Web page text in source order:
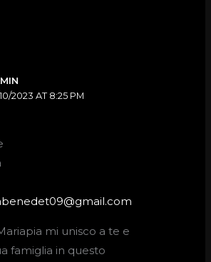
2023 AT 8:25 PM
mi unisco a te e
famiglia in questo